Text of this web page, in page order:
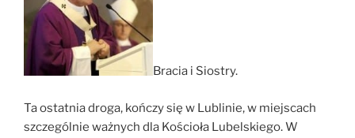
Bracia i Siostry.
Ta ostatnia droga, kończy się w Lublinie, w miejscach
szczególnie ważnych dla Kościoła Lubelskiego. W